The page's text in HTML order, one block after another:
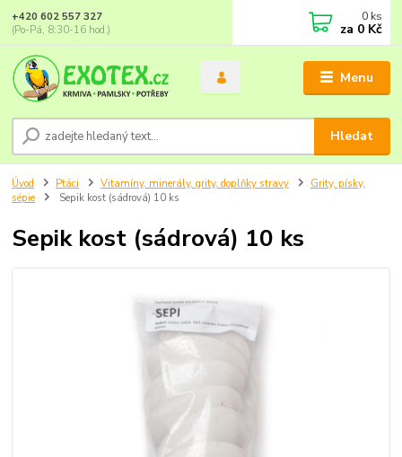
Menu
Hledat
+420 602 557 327
(Po-Pá, 8:30-16 hod.)
0 ks
za 0 Kč
Úvod Ptáci Vitamíny, minerály, grity, doplňky stravy
Grity, písky,
sépie
Sepik kost (sádrová) 10 ks
Sepik kost (sádrová) 10 ks